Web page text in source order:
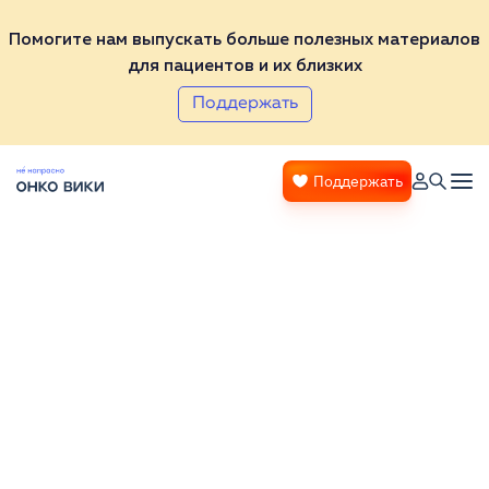
Помогите нам выпускать больше полезных материалов
для пациентов и их близких
Поддержать
Поддержать